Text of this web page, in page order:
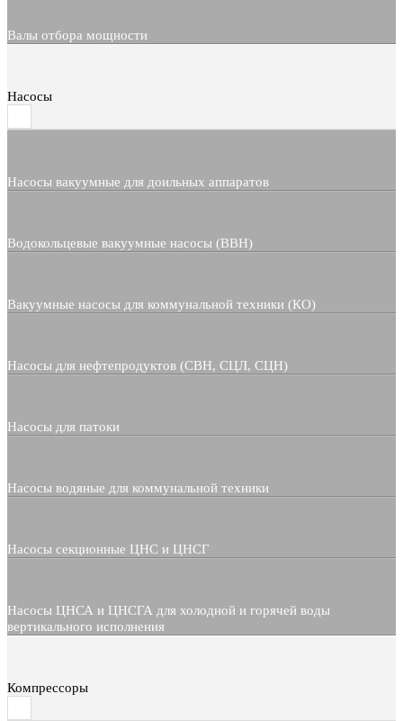
Валы отбора мощности
Насосы
Насосы вакуумные для доильных аппаратов
Водокольцевые вакуумные насосы (ВВН)
Вакуумные насосы для коммунальной техники (КО)
Насосы для нефтепродуктов (СВН, СЦЛ, СЦН)
Насосы для патоки
Насосы водяные для коммунальной техники
Насосы секционные ЦНС и ЦНСГ
Насосы ЦНСА и ЦНСГА для холодной и горячей воды
вертикального исполнения
Компрессоры